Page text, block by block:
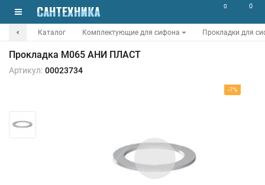
0 0
Каталог Комплектующие для сифона Прокладки для
Прокладка М065 АНИ ПЛАСТ
Артикул: 00023734
-7%